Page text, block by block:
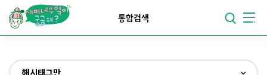
맛있어지는부엌
통합검색